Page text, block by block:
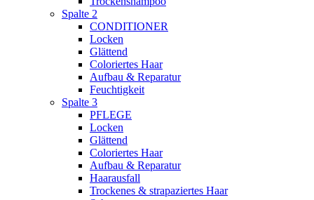
Spalte 2
CONDITIONER
Locken
Glättend
Coloriertes Haar
Aufbau & Reparatur
Feuchtigkeit
Spalte 3
PFLEGE
Locken
Glättend
Coloriertes Haar
Aufbau & Reparatur
Haarausfall
Trockenes & strapaziertes Haar